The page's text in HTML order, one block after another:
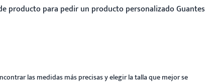
producto para pedir un producto personalizado Guantes
las medidas más precisas y elegir la talla que mejor se